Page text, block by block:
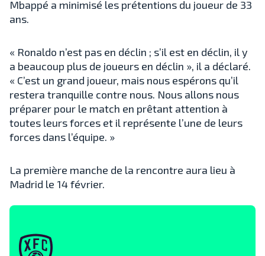
Mbappé a minimisé les prétentions du joueur de 33
ans.
« Ronaldo n’est pas en déclin ; s’il est en déclin, il y
a beaucoup plus de joueurs en déclin », il a déclaré.
« C’est un grand joueur, mais nous espérons qu’il
restera tranquille contre nous. Nous allons nous
préparer pour le match en prêtant attention à
toutes leurs forces et il représente l’une de leurs
forces dans l’équipe. »
La première manche de la rencontre aura lieu à
Madrid le 14 février.